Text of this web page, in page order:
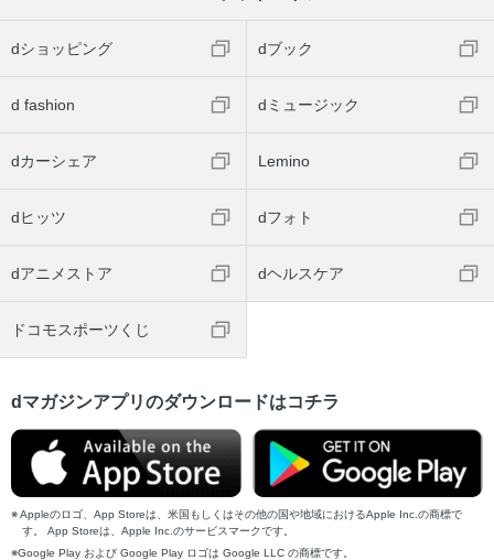
dショッピング dブック
d fashion dミュージック
dカーシェア Lemino
dヒッツ dフォト
dアニメストア dヘルスケア
ドコモスポーツくじ
dマガジンアプリのダウンロードはコチラ
Appleのロゴ、App Storeは、米国もしくはその他の国や地域におけるApple Inc.の商標で
す。 App Storeは、Apple Inc.のサービスマークです。
Google Play および Google Play ロゴは Google LLC の商標です。